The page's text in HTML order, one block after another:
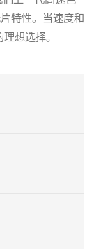
特性。当速度和
想选择。